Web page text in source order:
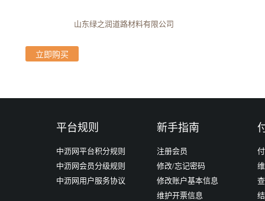
山东绿之润道路材料有限公司
立即购买
平台规则
中沥网平台积分规则
中沥网会员分级规则
中沥网用户服务协议
新手指南
注册会员
修改/忘记密码
修改账户基本信息
维护开票信息